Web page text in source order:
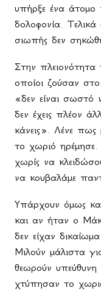
υπήρξε ένα άτομο
δολοφονία.
σιωπής δεν
Στην πλειονότητα
οποίοι ζούσαν
«δεν είναι σωστό
δεν έχεις πλέον
κάνεις». Λένε
το χωριό
χωρίς να
να κουβαλάμε
Υπάρχουν όμως
και αν ήταν ο
δεν είχαν
Μιλούν μάλιστα
θεωρούν υπεύθυνη
χτύπησαν το